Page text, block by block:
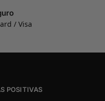
/ Visa
POSITIVAS